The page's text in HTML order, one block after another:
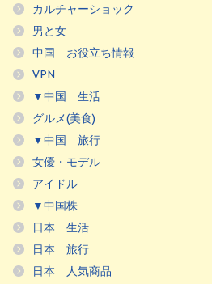
カルチャーショック
男と女
中国 お役立ち情報
VPN
▼中国 生活
グルメ(美食)
▼中国 旅行
女優・モデル
アイドル
▼中国株
日本 生活
日本 旅行
日本 人気商品